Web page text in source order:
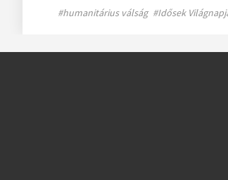
#humanitárius válság #Idősek